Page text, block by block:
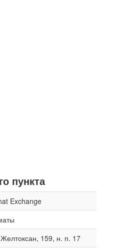
пункта
Exchange
159, н. п. 17